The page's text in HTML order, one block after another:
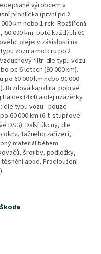
výrobcem v
prohlídka (první po 2
km nebo 1 rok. Rozšířená
000 km, poté každých 60
oleje: v závislosti na
vozu a motoru po 2
filtr: dle typu vozu
po 6 letech (90 000 km).
60 000 km nebo 90 000
Brzdová kapalina: poprvé
(4x4) a olej uzávěrky
dle typu vozu - pouze
60 000 km (6-ti stupňové
DSG). Další úkony, dle
okna, tažného zařízení,
materiál během
šrouby, podložky,
těsnění apod. Prodloužení